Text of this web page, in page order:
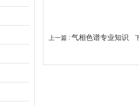
上一篇 : 气相色谱专业知识